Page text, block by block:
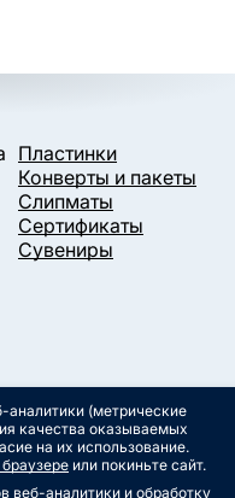
Пластинки
Конверты и пакеты
Слипматы
Сертификаты
Сувениры
аналитики (метрические
качества оказываемых
на их использование.
или покиньте сайт.
веб-аналитики и обработку